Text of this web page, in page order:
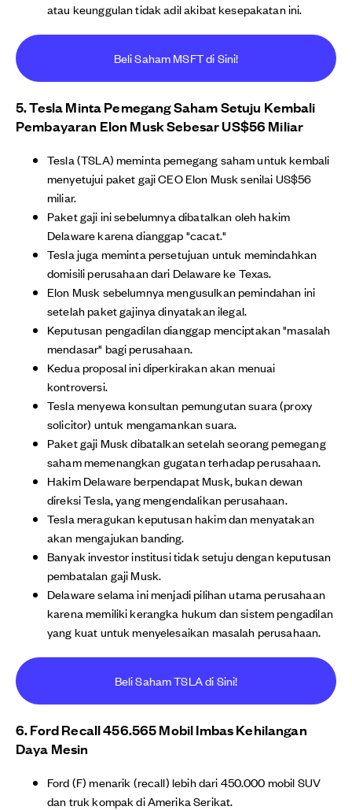
atau keunggulan tidak adil akibat kesepakatan ini.
Beli Saham MSFT di Sini!
5. Tesla Minta Pemegang Saham Setuju Kembali
Pembayaran Elon Musk Sebesar US$56 Miliar
Tesla (TSLA) meminta pemegang saham untuk kembali
menyetujui paket gaji CEO Elon Musk senilai US$56
miliar.
Paket gaji ini sebelumnya dibatalkan oleh hakim
Delaware karena dianggap "cacat."
Tesla juga meminta persetujuan untuk memindahkan
domisili perusahaan dari Delaware ke Texas.
Elon Musk sebelumnya mengusulkan pemindahan ini
setelah paket gajinya dinyatakan ilegal.
Keputusan pengadilan dianggap menciptakan "masalah
mendasar" bagi perusahaan.
Kedua proposal ini diperkirakan akan menuai
kontroversi.
Tesla menyewa konsultan pemungutan suara (proxy
solicitor) untuk mengamankan suara.
Paket gaji Musk dibatalkan setelah seorang pemegang
saham memenangkan gugatan terhadap perusahaan.
Hakim Delaware berpendapat Musk, bukan dewan
direksi Tesla, yang mengendalikan perusahaan.
Tesla meragukan keputusan hakim dan menyatakan
akan mengajukan banding.
Banyak investor institusi tidak setuju dengan keputusan
pembatalan gaji Musk.
Delaware selama ini menjadi pilihan utama perusahaan
karena memiliki kerangka hukum dan sistem pengadilan
yang kuat untuk menyelesaikan masalah perusahaan.
Beli Saham TSLA di Sini!
6. Ford Recall 456.565 Mobil Imbas Kehilangan
Daya Mesin
Ford (F) menarik (recall) lebih dari 450.000 mobil SUV
dan truk kompak di Amerika Serikat.